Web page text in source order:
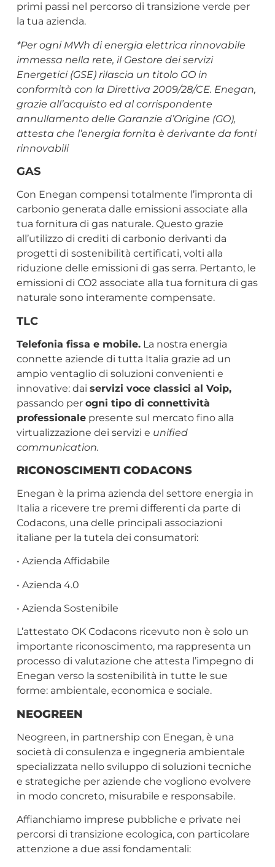
primi passi nel percorso di transizione verde per
la tua azienda.
*Per ogni MWh di energia elettrica rinnovabile
immessa nella rete, il Gestore dei servizi
Energetici (GSE) rilascia un titolo GO in
conformità con la Direttiva 2009/28/CE. Enegan,
grazie all’acquisto ed al corrispondente
annullamento delle Garanzie d’Origine (GO),
attesta che l’energia fornita è derivante da fonti
rinnovabili
GAS
Con Enegan compensi totalmente l’impronta di
carbonio generata dalle emissioni associate alla
tua fornitura di gas naturale. Questo grazie
all’utilizzo di crediti di carbonio derivanti da
progetti di sostenibilità certificati, volti alla
riduzione delle emissioni di gas serra. Pertanto, le
emissioni di CO2 associate alla tua fornitura di gas
naturale sono interamente compensate.
TLC
Telefonia fissa e mobile.La nostra energia
connette aziende di tutta Italia grazie ad un
ampio ventaglio di soluzioni convenienti e
innovative: dai servizi voce classici al Voip,
passando per ogni tipo di connettività
professionalepresente sul mercato fino alla
virtualizzazione dei servizi e unified
communication.
RICONOSCIMENTI CODACONS
Enegan è la prima azienda del settore energia in
Italia a ricevere tre premi differenti da parte di
Codacons, una delle principali associazioni
italiane per la tutela dei consumatori:
• Azienda Affidabile
• Azienda 4.0
• Azienda Sostenibile
L’attestato OK Codacons ricevuto non è solo un
importante riconoscimento, ma rappresenta un
processo di valutazione che attesta l’impegno di
Enegan verso la sostenibilità in tutte le sue
forme: ambientale, economica e sociale.
NEOGREEN
Neogreen, in partnership con Enegan, è una
società di consulenza e ingegneria ambientale
specializzata nello sviluppo di soluzioni tecniche
e strategiche per aziende che vogliono evolvere
in modo concreto, misurabile e responsabile.
Affianchiamo imprese pubbliche e private nei
percorsi di transizione ecologica, con particolare
attenzione a due assi fondamentali: